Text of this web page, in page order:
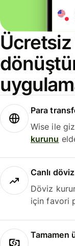
Para
Wise ile
kurunu
Canlı
Döviz
için favori
Tamamen